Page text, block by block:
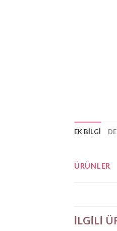
EK BILGI
ÜRÜNLER
İLGILI